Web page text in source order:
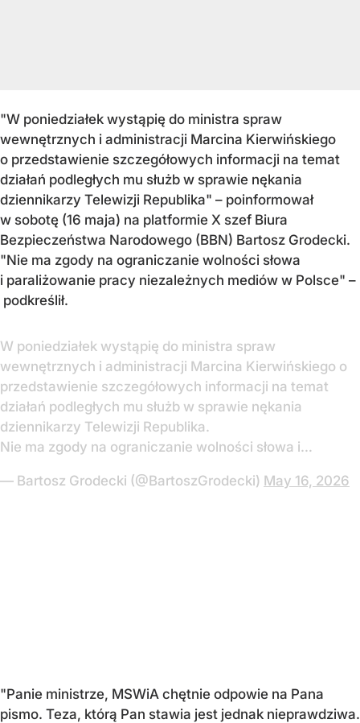
"W poniedziałek wystąpię do ministra spraw
wewnętrznych i administracji Marcina Kierwińskiego
o przedstawienie szczegółowych informacji na temat
działań podległych mu służb w sprawie nękania
dziennikarzy Telewizji Republika" – poinformował
w sobotę (16 maja) na platformie X szef Biura
Bezpieczeństwa Narodowego (BBN) Bartosz Grodecki.
"Nie ma zgody na ograniczanie wolności słowa
i paraliżowanie pracy niezależnych mediów w Polsce" –
podkreślił.
W poniedziałek wystąpię do ministra spraw
wewnętrznych i administracji Marcina Kierwińskiego o
przedstawienie szczegółowych informacji na temat
działań podległych mu służb w sprawie nękania
dziennikarzy Telewizji Republika.
Nie ma zgody na ograniczanie wolności słowa i…
— Bartosz Grodecki (@BartoszGrodecki) May 16, 2026
"Panie ministrze, MSWiA chętnie odpowie na Pana
pismo. Teza, którą Pan stawia jest jednak nieprawdziwa.